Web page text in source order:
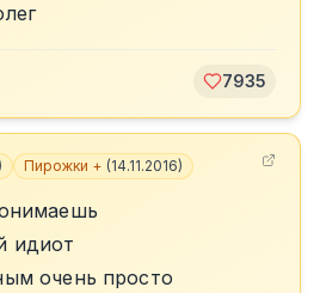
7935
Пирожки + (14.11.2016)
идиот
очень просто